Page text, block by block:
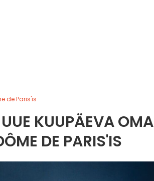
de Paris'is
KUUPÄEVA OMA
DE PARIS'IS